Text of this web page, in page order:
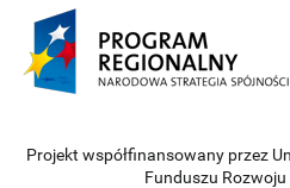
Projekt współfinansowany przez
Funduszu